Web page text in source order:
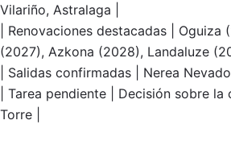
Vilariño, Astralaga |
| Renovaciones destacadas | Oguiza
(2027), Azkona (2028), Landaluze
| Salidas confirmadas | Nerea
| Tarea pendiente | Decisión sobre
Torre |